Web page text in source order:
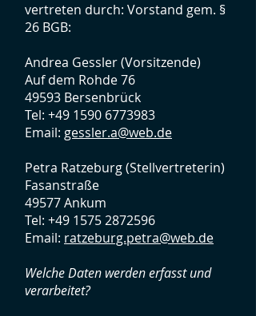
vertreten durch: Vorstand gem. §
26 BGB:
Andrea Gessler (Vorsitzende)
Auf dem Rohde 76
49593 Bersenbrück
Tel: +49 1590 6773983
Email: gessler.a@web.de
Petra Ratzeburg (Stellvertreterin)
Fasanstraße
49577 Ankum
Tel: +49 1575 2872596
Email: ratzeburg.petra@web.de
Welche Daten werden erfasst und
verarbeitet?